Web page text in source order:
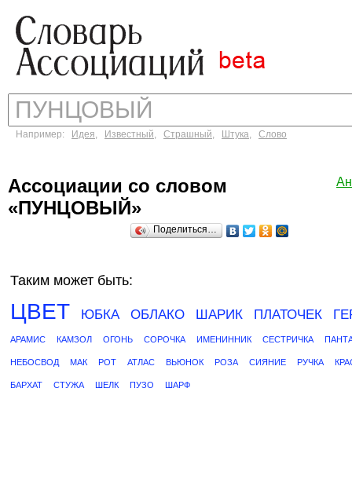
Например: Идея, Известный, Страшный, Штука, Слово
Ассоциации со словом
«ПУНЦОВЫЙ»
Поделиться…
Таким может быть:
ЦВЕТ ЮБКА ОБЛАКО ШАРИК ПЛАТОЧЕК
АРАМИС КАМЗОЛ ОГОНЬ СОРОЧКА ИМЕНИННИК СЕСТРИЧКА
НЕБОСВОД МАК РОТ АТЛАС ВЬЮНОК РОЗА СИЯНИЕ РУЧКА
БАРХАТ СТУЖА ШЕЛК ПУЗО ШАРФ